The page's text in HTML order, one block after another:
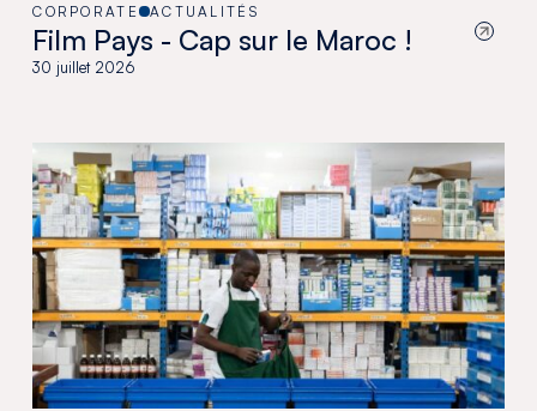
CORPORATE ACTUALITÉS
Film Pays - Cap sur le Maroc !
30 juillet 2026